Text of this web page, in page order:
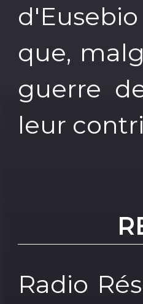
que,
guerre
leur
Radio